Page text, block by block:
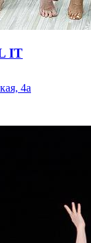
IT
4а